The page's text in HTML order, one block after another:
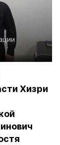
Хизри